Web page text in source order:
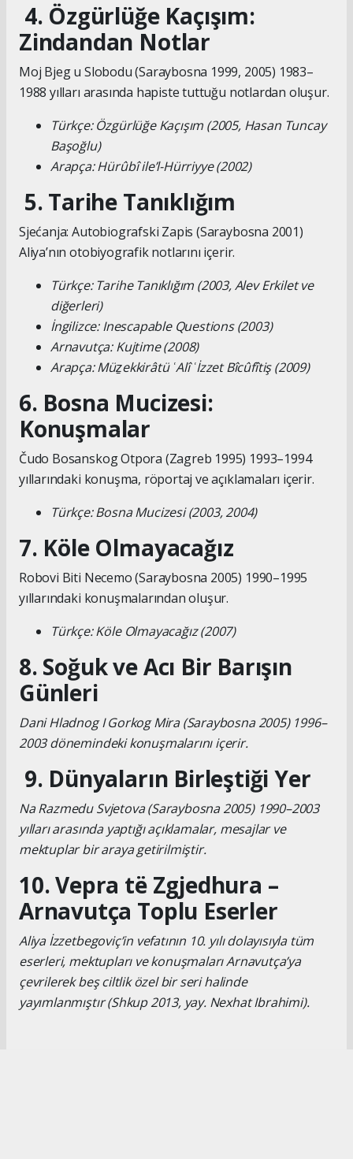
4. Özgürlüğe Kaçışım:
Zindandan Notlar
Moj Bjeg u Slobodu (Saraybosna 1999, 2005) 1983–
1988 yılları arasında hapiste tuttuğu notlardan oluşur.
Türkçe: Özgürlüğe Kaçışım (2005, Hasan Tuncay
Başoğlu)
Arapça: Hürûbî ile’l-Hürriyye (2002)
5. Tarihe Tanıklığım
Sjećanja: Autobiografski Zapis (Saraybosna 2001)
Aliya’nın otobiyografik notlarını içerir.
Türkçe: Tarihe Tanıklığım (2003, Alev Erkilet ve
diğerleri)
İngilizce: Inescapable Questions (2003)
Arnavutça: Kujtime (2008)
Arapça: Müẕekkirâtü ʿAlî ʿİzzet Bîcûfîtiş (2009)
6. Bosna Mucizesi:
Konuşmalar
Čudo Bosanskog Otpora (Zagreb 1995) 1993–1994
yıllarındaki konuşma, röportaj ve açıklamaları içerir.
Türkçe: Bosna Mucizesi (2003, 2004)
7. Köle Olmayacağız
Robovi Biti Necemo (Saraybosna 2005) 1990–1995
yıllarındaki konuşmalarından oluşur.
Türkçe: Köle Olmayacağız (2007)
8. Soğuk ve Acı Bir Barışın
Günleri
Dani Hladnog I Gorkog Mira (Saraybosna 2005) 1996–
2003 dönemindeki konuşmalarını içerir.
9. Dünyaların Birleştiği Yer
Na Razmedu Svjetova (Saraybosna 2005) 1990–2003
yılları arasında yaptığı açıklamalar, mesajlar ve
mektuplar bir araya getirilmiştir.
10. Vepra të Zgjedhura –
Arnavutça Toplu Eserler
Aliya İzzetbegoviç’in vefatının 10. yılı dolayısıyla tüm
eserleri, mektupları ve konuşmaları Arnavutça’ya
çevrilerek beş ciltlik özel bir seri halinde
yayımlanmıştır (Shkup 2013, yay. Nexhat Ibrahimi).